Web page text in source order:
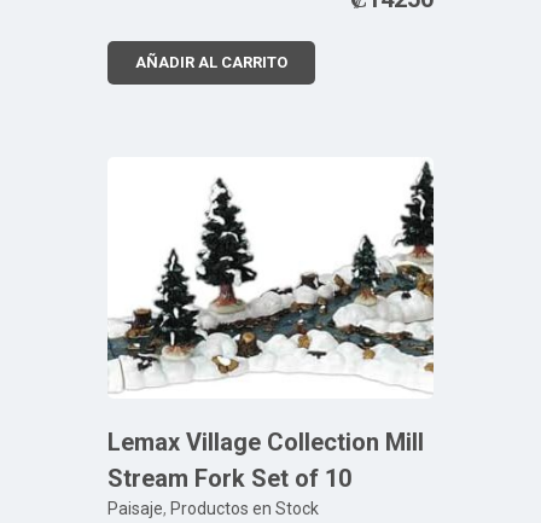
AÑADIR AL CARRITO
Lemax Village Collection Mill
Stream Fork Set of 10
Paisaje, Productos en Stock